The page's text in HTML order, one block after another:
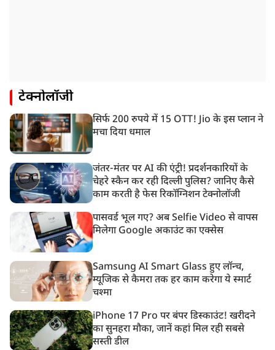
टेक्नोलॉजी
सिर्फ 200 रुपये में 15 OTT! Jio के इस प्लान ने
मचा दिया धमाल
जंतर-मंतर पर AI की एंट्री! प्रदर्शनकारियों के
चेहरे स्कैन कर रही दिल्ली पुलिस? जानिए कैसे
काम करती है फेस रिकॉग्निशन टेक्नोलॉजी
पासवर्ड भूल गए? अब Selfie Video से वापस
मिलेगा Google अकाउंट का एक्सेस
Samsung AI Smart Glass हुए लॉन्च,
म्यूजिक से कैमरा तक हर काम करेगा ये स्मार्ट
चश्मा
iPhone 17 Pro पर बंपर डिस्काउंट! खरीदने
का सुनहरा मौका, जानें कहां मिल रही सबसे
सस्ती डील